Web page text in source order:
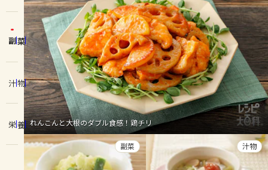
ホーム
コンテンツ
レシピ
トーク
人気の食材・レシピ
きゅうり なす トマト
とうもろこし
ピーマン
みょうが ゴーヤ
副菜
汁物
栄養 れんこんと大根のダブル食感！鶏チリ
副菜 汁物